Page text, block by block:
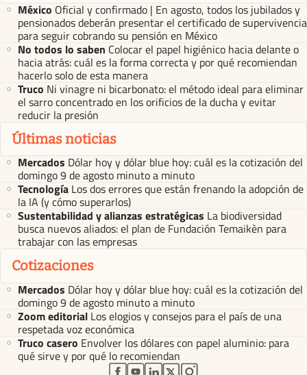
México Oficial y confirmado | En agosto, todos los jubilados y
pensionados deberán presentar el certificado de supervivencia
para seguir cobrando su pensión en México
No todos lo saben Colocar el papel higiénico hacia delante o
hacia atrás: cuál es la forma correcta y por qué recomiendan
hacerlo solo de esta manera
Truco Ni vinagre ni bicarbonato: el método ideal para eliminar
el sarro concentrado en los orificios de la ducha y evitar
reducir la presión
Últimas noticias
Mercados Dólar hoy y dólar blue hoy: cuál es la cotización del
domingo 9 de agosto minuto a minuto
Tecnología Los dos errores que están frenando la adopción de
la IA (y cómo superarlos)
Sustentabilidad y alianzas estratégicas La biodiversidad
busca nuevos aliados: el plan de Fundación Temaikèn para
trabajar con las empresas
Cotizaciones
Mercados Dólar hoy y dólar blue hoy: cuál es la cotización del
domingo 9 de agosto minuto a minuto
Zoom editorial Los elogios y consejos para el país de una
respetada voz económica
Truco casero Envolver los dólares con papel aluminio: para
qué sirve y por qué lo recomiendan
abre en nueva pestaña
abre en nueva pestaña
abre en nueva pestaña
abre en nueva pestaña
abre en nueva pestaña